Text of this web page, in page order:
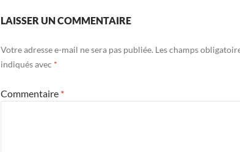
LAISSER UN COMMENTAIRE
Votre adresse e-mail ne sera pas publiée. Les champs
indiqués avec *
Commentaire *